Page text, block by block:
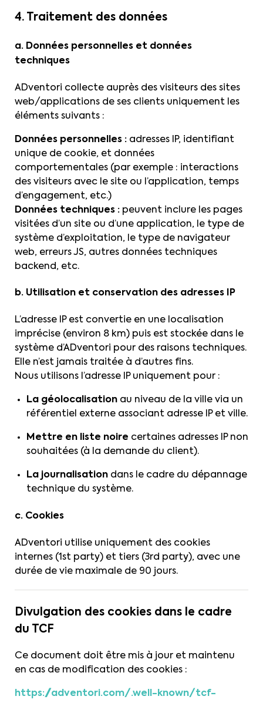
4. Traitement des données
a. Données personnelles et données
techniques
ADventori collecte auprès des visiteurs des sites
web/applications de ses clients uniquement les
éléments suivants :
Données personnelles : adresses IP, identifiant
unique de cookie, et données
comportementales (par exemple : interactions
des visiteurs avec le site ou l’application, temps
d’engagement, etc.)
Données techniques : peuvent inclure les pages
visitées d’un site ou d’une application, le type de
système d’exploitation, le type de navigateur
web, erreurs JS, autres données techniques
backend, etc.
b. Utilisation et conservation des adresses IP
L’adresse IP est convertie en une localisation
imprécise (environ 8 km) puis est stockée dans le
système d’ADventori pour des raisons techniques.
Elle n’est jamais traitée à d’autres fins.
Nous utilisons l’adresse IP uniquement pour :
La géolocalisation au niveau de la ville via un
référentiel externe associant adresse IP et ville.
Mettre en liste noire certaines adresses IP non
souhaitées (à la demande du client).
La journalisation dans le cadre du dépannage
technique du système.
c. Cookies
ADventori utilise uniquement des cookies
internes (1st party) et tiers (3rd party), avec une
durée de vie maximale de 90 jours.
Divulgation des cookies dans le cadre
du TCF
Ce document doit être mis à jour et maintenu
en cas de modification des cookies :
https://adventori.com/.well-known/tcf-